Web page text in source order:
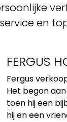
en
FERGUS
Fergus
Het begon
toen hij een
hij en een